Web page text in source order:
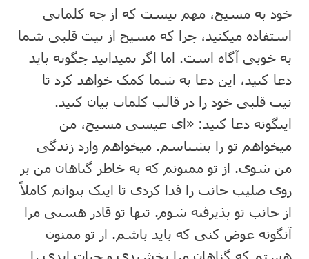
خود به مسیح، مهم نیست که از چه کلماتی
استفاده میکنید، چرا که مسیح از نیت قلبی شما
به خوبی آگاه است. اما اگر نمیدانید چگونه باید
دعا کنید، این دعا به شما کمک خواهد کرد تا
نیت قلبی خود را در قالب کلمات بیان کنید.
اینگونه دعا کنید: «ای عیسی مسیح، من
میخواهم تو را بشناسم. میخواهم وارد زندگی
من شوی. از تو ممنونم که به خاطر گناهان من بر
روی صلیب جانت را فدا کردی تا اینک بتوانم کاملاً
از جانب تو پذیرفته شوم. تنها تو قادر هستی مرا
آنگونه عوض کنی که باید باشم. از تو ممنون
هستم که گناهان مرا بخشیدی و حیات ابدی را